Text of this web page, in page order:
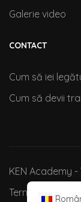
Galerie video
CONTACT
Cum să iei
Cum să devii
KEN Academy -
Termeni si